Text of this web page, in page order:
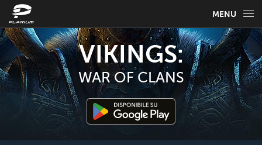
MENU
INFO
GUIDA AL GIOCO
FAQ
VIKINGS:
WAR OF CLANS